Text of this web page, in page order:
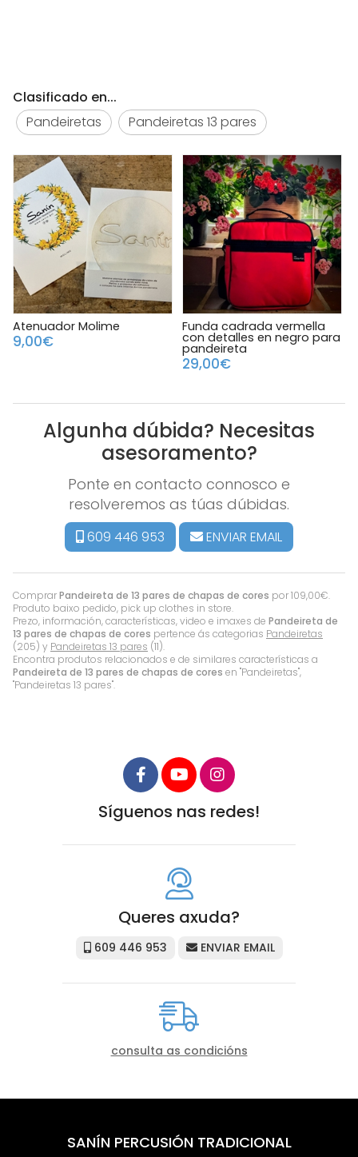
ComprarPandeireta de 13 pares de chapas de cores por109,00€.
Produto baixo pedido, pick up clothes in store.
Prezo, información, características, video e imaxes de Pandeireta de
13 pares de chapas de cores pertence ás categorias Pandeiretas
(205) y Pandeiretas 13 pares (11).
Encontra produtos relacionados e de similares características a
Pandeireta de 13 pares de chapas de cores en "Pandeiretas",
"Pandeiretas 13 pares".
Clasificado en...
Pandeiretas
Pandeiretas 13 pares
Atenuador Molime
9,00€
Funda cadrada vermella
con detalles en negro para
pandeireta
29,00€
Algunha dúbida? Necesitas
asesoramento?
Ponte en contacto connosco e
resolveremos as túas dúbidas.
609 446 953 ENVIAR EMAIL
Síguenos nas redes!
Queres axuda?
609 446 953 ENVIAR EMAIL
consulta as condicións
SANÍN PERCUSIÓN TRADICIONAL